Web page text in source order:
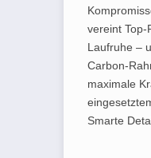
vereint Top-
Laufruhe –
Carbon-
maximale
Smarte